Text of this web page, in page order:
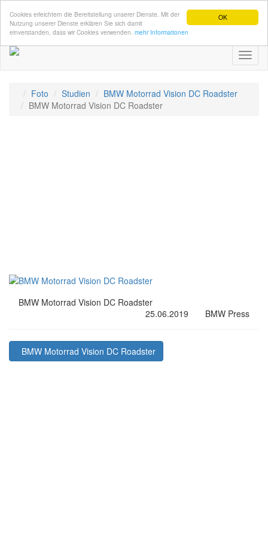
OK
Cookies erleichtern die Bereitstellung unserer Dienste. Mit der
Nutzung unserer Dienste erklären Sie sich damit
einverstanden, dass wir Cookies verwenden. mehr Informationen
Foto Studien
BMW Motorrad Vision DC Roadster
BMW Motorrad Vision DC Roadster
BMW Motorrad Vision DC Roadster
25.06.2019
BMW Press
BMW Motorrad Vision DC Roadster